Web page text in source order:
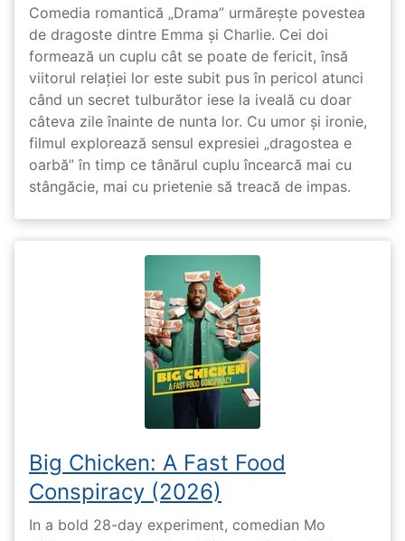
Comedia romantică „Drama” urmărește povestea
de dragoste dintre Emma și Charlie. Cei doi
formează un cuplu cât se poate de fericit, însă
viitorul relației lor este subit pus în pericol atunci
când un secret tulburător iese la iveală cu doar
câteva zile înainte de nunta lor. Cu umor și ironie,
filmul explorează sensul expresiei „dragostea e
oarbă” în timp ce tânărul cuplu încearcă mai cu
stângăcie, mai cu prietenie să treacă de impas.
Big Chicken: A Fast Food
Conspiracy (2026)
In a bold 28-day experiment, comedian Mo